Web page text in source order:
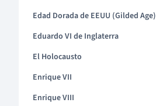
Edad Dorada de EEUU (Gilded Age)
Eduardo VI de Inglaterra
El Holocausto
Enrique VII
Enrique VIII